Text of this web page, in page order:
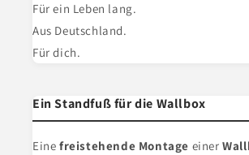
Für ein Leben lang.
Aus Deutschland.
Für dich.
Ein Standfuß für die Wallbox
Eine freistehende Montage einer